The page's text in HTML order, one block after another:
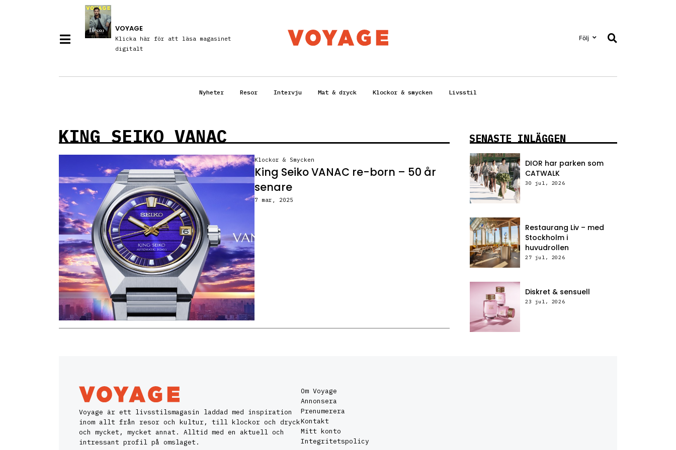
VOYAGE
Klicka här för att läsa magasinet
digitalt
Följ
Nyheter Resor Intervju Mat & dryck Klockor & smycken Livsstil
KING SEIKO VANAC
Klockor & Smycken
King Seiko VANAC re-born – 50 år
senare
7 mar, 2025
SENASTE INLÄGGEN
DIOR har parken som
CATWALK
30 jul, 2026
Restaurang Liv – med
Stockholm i
huvudrollen
27 jul, 2026
Diskret & sensuell
23 jul, 2026
Voyage är ett livsstilsmagasin laddad med inspiration
inom allt från resor och kultur, till klockor och dryck
och mycket, mycket annat. Alltid med en aktuell och
intressant profil på omslaget.
Om Voyage
Annonsera
Prenumerera
Kontakt
Mitt konto
Integritetspolicy